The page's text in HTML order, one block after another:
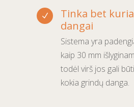
N
Tinka bet
dangai
Sistema yra
kaip 30 mm
todėl virš jos gali
kokia grindų danga.